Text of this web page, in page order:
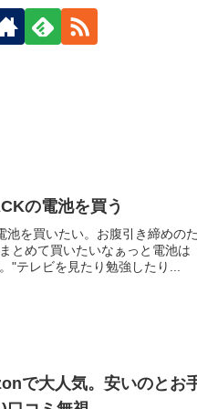
の電池を買う
池を買いたい。お腹引き締めの
とめて買いたいなぁっと電池は
"テレビを見たり勉強したり...
で大人気。安いのとお